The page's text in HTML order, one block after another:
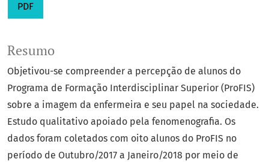
PDF
Resumo
Objetivou-se compreender a percepção de alunos do
Programa de Formação Interdisciplinar Superior (ProFIS)
sobre a imagem da enfermeira e seu papel na sociedade.
Estudo qualitativo apoiado pela fenomenografia. Os
dados foram coletados com oito alunos do ProFIS no
período de Outubro/2017 a Janeiro/2018 por meio de